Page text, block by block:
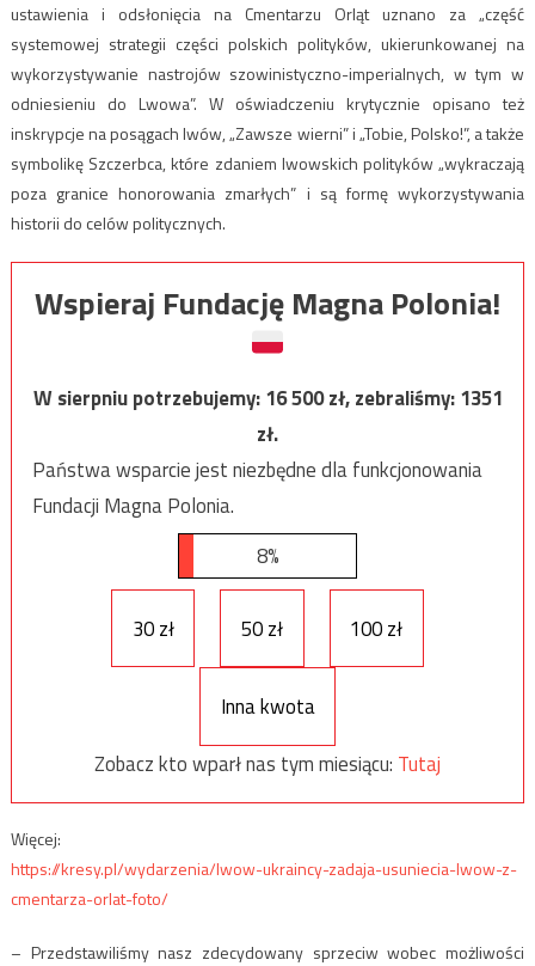
ustawienia i odsłonięcia na Cmentarzu Orląt uznano za „część
systemowej strategii części polskich polityków, ukierunkowanej na
wykorzystywanie nastrojów szowinistyczno-imperialnych, w tym w
odniesieniu do Lwowa”. W oświadczeniu krytycznie opisano też
inskrypcje na posągach lwów, „Zawsze wierni” i „Tobie, Polsko!”, a także
symbolikę Szczerbca, które zdaniem lwowskich polityków „wykraczają
poza granice honorowania zmarłych” i są formę wykorzystywania
historii do celów politycznych.
Wspieraj Fundację Magna Polonia!
W sierpniu potrzebujemy:16 500zł, zebraliśmy:1351
zł.
Państwa wsparcie jest niezbędne dla funkcjonowania
Fundacji Magna Polonia.
8%
30 zł 50 zł 100 zł
Inna kwota
Zobacz kto wparł nas tym miesiącu: Tutaj
Więcej:
https://kresy.pl/wydarzenia/lwow-ukraincy-zadaja-usuniecia-lwow-z-
cmentarza-orlat-foto/
– Przedstawiliśmy nasz zdecydowany sprzeciw wobec możliwości